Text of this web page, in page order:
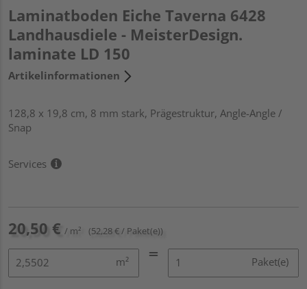
Laminatboden Eiche Taverna 6428
Landhausdiele - MeisterDesign.
laminate LD 150
Artikelinformationen
128,8 x 19,8 cm, 8 mm stark, Prägestruktur, Angle-Angle /
Snap
Services
20,50 € / m² (52,28 € / Paket(e))
m² Paket(e)